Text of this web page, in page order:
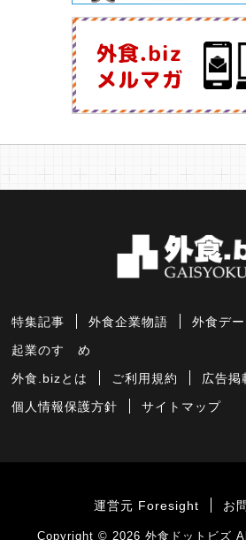
特集記事 外食企業物語 外食デ
起業のすゝめ
外食.bizとは ご利用規約 広告掲
個人情報保護方針 サイトマップ
運営元 Foresight お
Copyright © 2026 外食ドットビズ